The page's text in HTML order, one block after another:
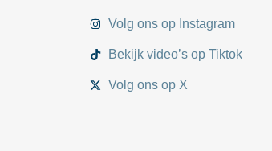
Volg ons op Instagram
Bekijk video’s op Tiktok
Volg ons op X